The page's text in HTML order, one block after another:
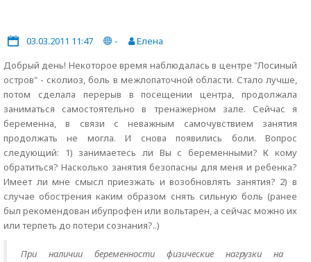
03.03.2011 11:47 -
Елена
Добрый день! Некоторое время наблюдалась в центре "Лосиный
остров" - сколиоз, боль в межлопаточной области. Стало лучше,
потом сделала перерыв в посещении центра, продолжала
заниматься самостоятельно в тренажерном зале. Сейчас я
беременна, в связи с неважным самочувствием занятия
продолжать не могла. И снова появились боли. Вопрос
следующий: 1) занимаетесь ли Вы с беременными? К кому
обратиться? Насколько занятия безопасны для меня и ребенка?
Имеет ли мне смысл приезжать и возобновлять занятия? 2) в
случае обострения каким образом снять сильную боль (ранее
был рекомендован ибупрофен или вольтарен, а сейчас можно их
или терпеть до потери сознания?..)
При наличии беременности физические нагрузки на